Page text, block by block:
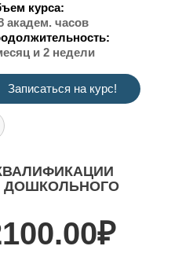
курса:
академ. часов
и 2 недели
Записаться на курс!
ДОШКОЛЬНОГО